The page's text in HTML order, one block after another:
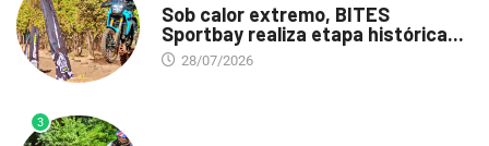
Sob calor extremo, BITES
Sportbay realiza etapa histórica...
28/07/2026
3